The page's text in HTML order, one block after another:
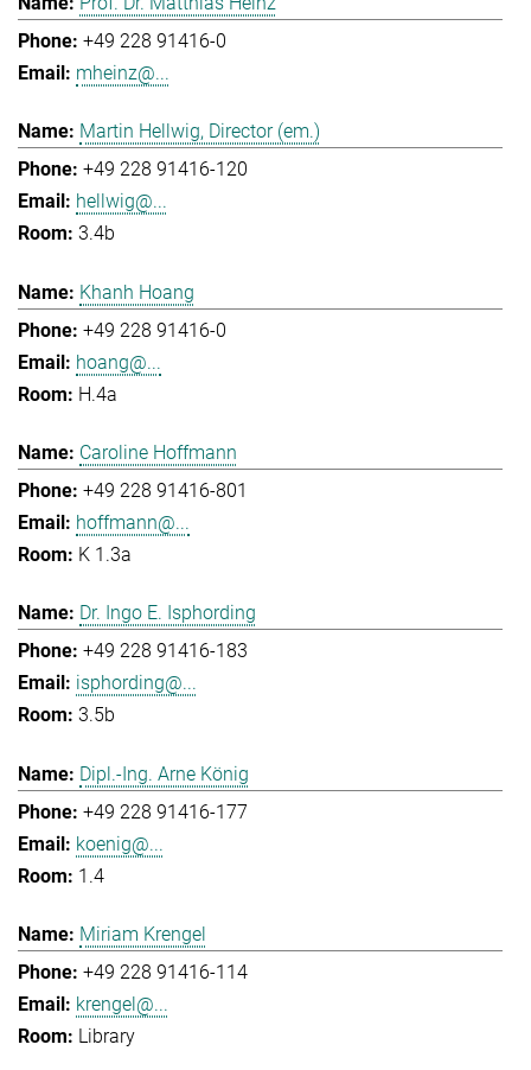
+49 228 91416-0
mheinz@...
Martin Hellwig, Director (em.)
+49 228 91416-120
hellwig@...
3.4b
Khanh Hoang
+49 228 91416-0
hoang@...
H.4a
Caroline Hoffmann
+49 228 91416-801
hoffmann@...
K 1.3a
Dr. Ingo E. Isphording
+49 228 91416-183
isphording@...
3.5b
Dipl.-Ing. Arne König
+49 228 91416-177
koenig@...
1.4
Miriam Krengel
+49 228 91416-114
krengel@...
Library